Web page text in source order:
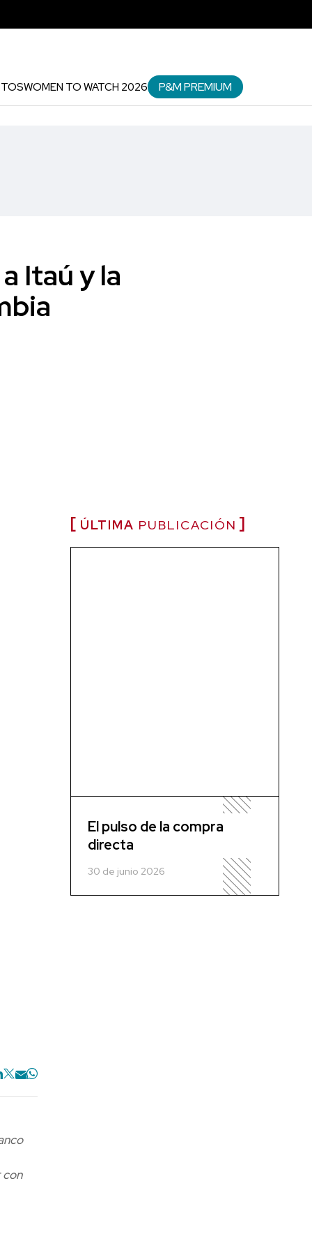
WOMEN TO WATCH 2026 P&M PREMIUM
Itaú y la
con
ÚLTIMA PUBLICACIÓN
El pulso de la compra
directa
30 de junio 2026